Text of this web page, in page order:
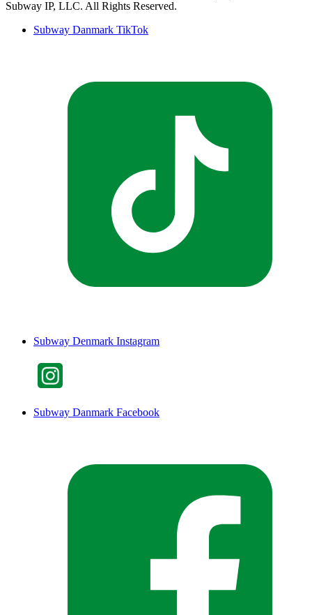
Subway IP, LLC. All Rights Reserved.​​​​‌ ‍ ​‍​‍‌‍ ‌ ​‍‌‍‍‌‌‍‌ ‌‍‍‌‌‍ ‍​‍​‍​ ‍‍​‍​‍‌ ​ ‌‍​‌‌‍ ‍‌‍‍‌‌ ‌​‌ ‍‌​‍ ‍‌‍‍‌‌‍ ​‍​‍​‍ ​​‍​‍‌‍‍​‌ ​‍‌‍‌‌‌‍‌‍​‍​‍​ ‍‍​‍​‍‌‍‍​‌ ‌​‌ ‌​‌ ​​‌ ​ ​ ‍‍​‍ ​‍ ‌‍ ‍‌‍ ‌ ​‍‌‍‌​‌‍‍‌‌‍​ ​‍ ‌‌‍​‍‌‍‍‌‌ ‌​‌‍‌‌‌ ​ ​‍ ‌‌‍‌ ‌ ​‍‌‍ ‌ ‌‌‌ ​​​‍ ‌‌ ​ ‌ ‌​‌ ‌‌‌‍‌​‌‍‍‌‌‍ ​‍ ‍‌ ‌‍‌‍‌‌‌ ​‍‌‍​ ‌‍‌‌‌‍ ​​‍ ‍‌‍​‌‌ ​​‌ ​​​‍ ‌‍‍‌‌‍ ‍‌ ‌​‌‍‌‌‌‍ ‍‌ ‌​​‍ ‌‍‌‌‌‍‌​‌‍‍‌‌ ‌​​‍ ‌‍ ‌‌‍ ‌‍‌​‌‍‌‌​ ‌‌ ​​‌ ​‍‌‍‌‌‌ ​ ‌‍‌‌‌‍ ‍‌ ‌​‌‍​‌‌ ‌​‌‍‍‌‌‍ ‌‍ ‍​ ‍ ‌‍‍‌‌‍‌​​ ‌​ ‌‍​ ​ ‌‍‌​​ ‌‌​ ​ ‌‍​‍​ ​‌​ ​​​‍ ‌​ ​‍​ ​‌​ ‌‌​ ​​​‍ ‌​ ‌​‌‍​ ‌‍​ ​ ​​​‍ ‌​ ‍​‌‍‌‌​ ‍‌​ ​‍​‍ ‌​ ‌ ‌‍‌‌​ ​‍​ ​‌​ ​‍​ ​ ​ ​ ‌‍‌‍‌‍​‍​ ‌‌​ ‍​‌‍​‌​ ‍ ‌ ‌​‌ ‍‌‌ ​​‌‍‌‌​ ‌‌ ‌ ‌‍‌‌‌‍​‍‌ ​ ‌‍‍‌‌ ‌​‌‍‌‌‌​‌‍‌‍ ‌‍ ‌ ‌​‌‍‌‌‌ ​‍​ ‍ ‌ ​​‌‍​‌‌ ‌​‌‍‍​​ ‌‌‍​ ‌‍ ‌ ​​‌ ‍‌‌ ​‍‌‍‍‌‌‍‌ ‌‍‍​‌ ‌​‌​ ‍‌‍ ‌ ‌​‌‍‍‌‌‍​ ‌‍‌‌​‍‌‌​ ‌‌‌​​‍‌‌ ‌‍‍ ‌‍‌‌‌ ‍‌​‍‌‌​ ​ ‌​‌​​‍‌‌​ ​ ‌​‌​​‍‌‌​ ​‍​ ​‍‌‍‌​‌‍​‌​‍‌‌​ ​‍​ ​‍​‍‌‌​ ‌‌‌​‌​​‍ ‍‌ ‌‍‌‍​‌‌‍ ​‌ ‌‌‌‍‌‌​ ‌‍​‍‌‍​‌‌ ​ ‌‍‌‌‌‌‌‌‌ ​‍‌‍ ​​ ‌‌‍‍​‌ ‌​‌ ‌​‌ ​​‌ ​ ​‍‌‌​ ​ ‌​​‌​‍‌‌​ ​‍‌​‌‍​‍‌‌​ ​‍‌​‌‍‌‍ ‍‌‍ ‌ ​‍‌‍‌​‌‍‍‌‌‍​ ​‍ ‌‌‍​‍‌‍‍‌‌ ‌​‌‍‌‌‌ ​ ​‍ ‌‌‍‌ ‌ ​‍‌‍ ‌ ‌‌‌ ​​​‍ ‌‌ ​ ‌ ‌​‌ ‌‌‌‍‌​‌‍‍‌‌‍ ​‍ ‍‌ ‌‍‌‍‌‌‌ ​‍‌‍​ ‌‍‌‌‌‍ ​​‍ ‍‌‍​‌‌ ​​‌ ​​​‍‌‍‌‍‍‌‌‍‌​​ ‌​ ‌‍​ ​ ‌‍‌​​ ‌‌​ ​ ‌‍​‍​ ​‌​ ​​​‍ ‌​ ​‍​ ​‌​ ‌‌​ ​​​‍ ‌​ ‌​‌‍​ ‌‍​ ​ ​​​‍ ‌​ ‍​‌‍‌‌​ ‍‌​ ​‍​‍ ‌​ ‌ ‌‍‌‌​ ​‍​ ​‌​ ​‍​ ​ ​ ​ ‌‍‌‍‌‍​‍​ ‌‌​ ‍​‌‍​‌​‍‌‍‌ ‌​‌ ‍‌‌ ​​‌‍‌‌​ ‌‌ ‌ ‌‍‌‌‌‍​‍‌ ​ ‌‍‍‌‌ ‌​‌‍‌‌‌​‌‍‌‍ ‌‍ ‌ ‌​‌‍‌‌‌ ​‍​‍‌‍‌ ​​‌‍​‌‌ ‌​‌‍‍​​ ‌‌‍​ ‌‍ ‌ ​​‌ ‍‌‌ ​‍‌‍‍‌‌‍‌ ‌‍‍​‌ ‌​‌​ ‍‌‍ ‌ ‌​‌‍‍‌‌‍​ ‌‍‌‌​‍‌‌​ ‌‌‌​​‍‌‌ ‌‍‍ ‌‍‌‌‌ ‍‌​‍‌‌​ ​ ‌​‌​​‍‌‌​ ​ ‌​‌​​‍‌‌​ ​‍​ ​‍‌‍‌​‌‍​‌​‍‌‌​ ​‍​ ​‍​‍‌‌​ ‌‌‌​‌​​‍ ‍‌ ‌‍‌‍​‌‌‍ ​‌ ‌‌‌‍‌‌​‍‌‍‌ ​​‌‍‌‌‌ ​‍‌ ​ ‌ ​​‌‍‌‌‌‍​ ‌ ‌​‌‍‍‌‌ ‌‍‌‍‌‌​ ‌‌ ​​‌ ‌‌‌‍​‍‌‍ ​‌‍‍‌‌ ​ ‌‍‍​‌‍‌‌‌‍‌​​‍​‍‌ ‌
Subway Danmark TikTok
Subway Denmark Instagram
Subway Danmark Facebook